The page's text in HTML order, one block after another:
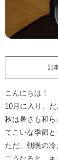
記
こんにちは！
10月に入り、
秋は暑さも和
てこいな季節と
ただ、朝晩の
こうなると、